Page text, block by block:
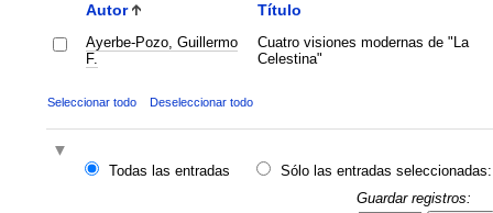
Autor Título
Ayerbe-Pozo, Guillermo
F.
Cuatro visiones modernas de "La
Celestina"
Seleccionar todo Deseleccionar todo
Todas las entradas
Sólo las entradas seleccionadas:
Guardar registros: